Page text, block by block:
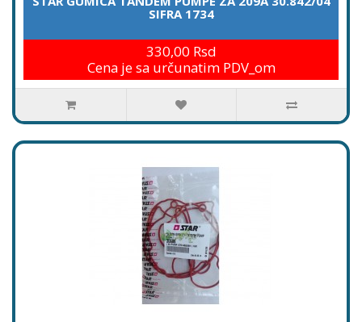
SIFRA 1734
330,00 Rsd
Cena je sa určunatim PDV_om